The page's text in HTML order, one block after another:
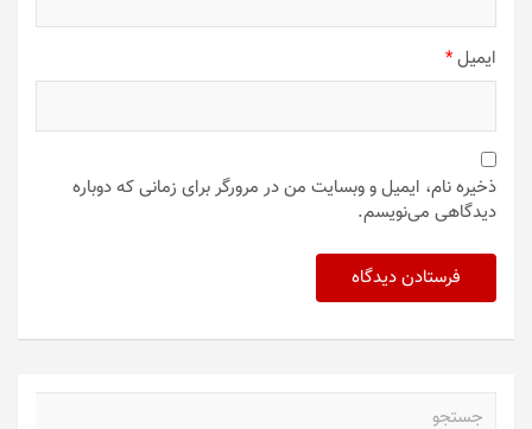
ایمیل*
ذخیره نام، ایمیل و وبسایت من در مرورگر برای زمانی که دوباره
دیدگاهی می‌نویسم.